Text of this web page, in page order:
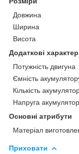
Довжина
Ширина
Висота
Додаткові
Потужність двигуна
Ємність
Кількість
Напруга
Основні атрибути
Матеріал
Приховати